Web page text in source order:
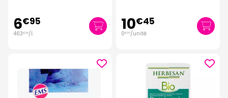
6€95
463€33/l. 10€45
0€37/unité